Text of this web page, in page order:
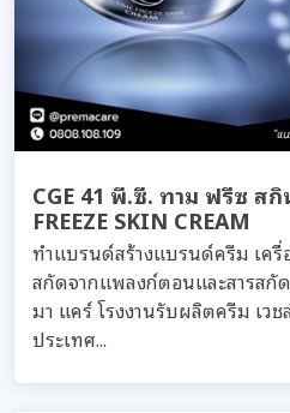
CGE 41 พี.ซี. ทาม ฟรีซ ส
FREEZE SKIN CREAM
ทำแบรนด์สร้างแบรนด์ครีม เครื่
สกัดจากแพลงก์ตอนและสารส
มา แคร์ โรงงานรับผลิตครีม เว
ประเทศ...